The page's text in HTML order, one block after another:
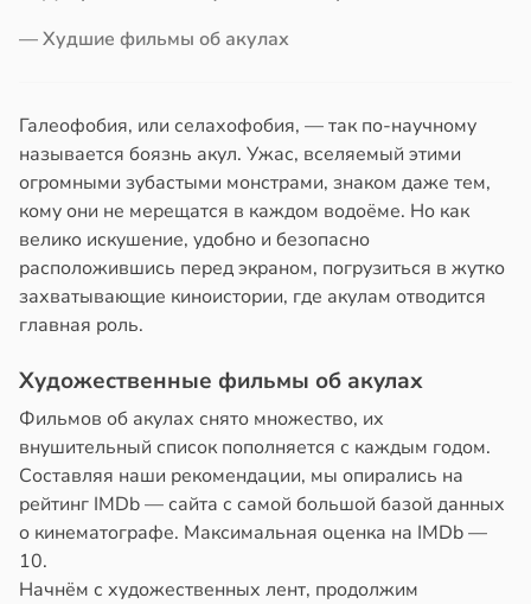
в20:58
в19:27
— Худшие фильмы об акулах
Галеофобия, или селахофобия, — так по-научному
называется боязнь акул. Ужас, вселяемый этими
огромными зубастыми монстрами, знаком даже тем,
кому они не мерещатся в каждом водоёме. Но как
велико искушение, удобно и безопасно
расположившись перед экраном, погрузиться в жутко
захватывающие киноистории, где акулам отводится
главная роль.
Художественные фильмы об акулах
Фильмов об акулах снято множество, их
внушительный список пополняется с каждым годом.
Составляя наши рекомендации, мы опирались на
рейтинг IMDb — сайта с самой большой базой данных
о кинематографе. Максимальная оценка на IMDb —
10.
Начнём с художественных лент, продолжим